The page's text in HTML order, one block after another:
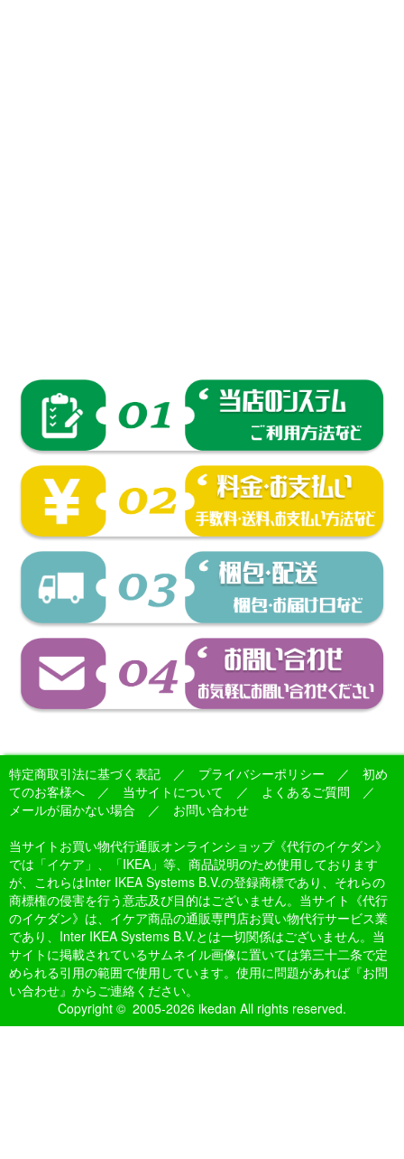
特定商取引法に基づく表記 ／ プライバシーポリシー ／ 初め
てのお客様へ ／ 当サイトについて ／ よくあるご質問 ／
メールが届かない場合 ／ お問い合わせ
当サイトお買い物代行通販オンラインショップ《代行のイケダン》
では「イケア」、「IKEA」等、商品説明のため使用しております
が、これらはInter IKEA Systems B.V.の登録商標であり、それらの
商標権の侵害を行う意志及び目的はございません。当サイト《代行
のイケダン》は、イケア商品の通販専門店お買い物代行サービス業
であり、Inter IKEA Systems B.V.とは一切関係はございません。当
サイトに掲載されているサムネイル画像に置いては第三十二条で定
められる引用の範囲で使用しています。使用に問題があれば『お問
い合わせ』からご連絡ください。
Copyright © 2005-2026 ikedan All rights reserved.